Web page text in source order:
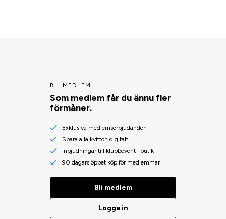
BLI MEDLEM
Som medlem får du ännu fler
förmåner.
Exklusiva medlemserbjudanden
Spara alla kvitton digitalt
Inbjudningar till klubbevent i butik
90 dagars öppet köp för medlemmar
Bli medlem
Logga in